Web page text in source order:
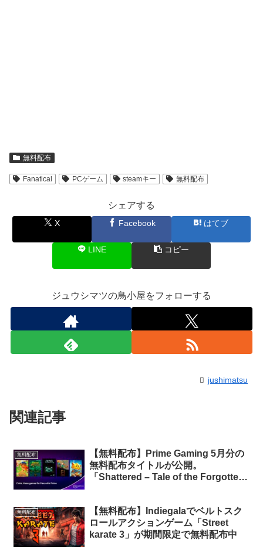
無料配布
Fanatical PCゲーム steamキー 無料配布
シェアする
X Facebook はてブ
LINE コピー
ジュウシマツの鳥小屋をフォローする
jushimatsu
関連記事
無料配布
【無料配布】Prime Gaming 5月分の
無料配布タイトルが公開。
「Shattered – Tale of the Forgotten
無料配布
【無料配布】Indiegalaでベルトスク
ロールアクションゲーム「Street
karate 3」が期間限定で無料配布中